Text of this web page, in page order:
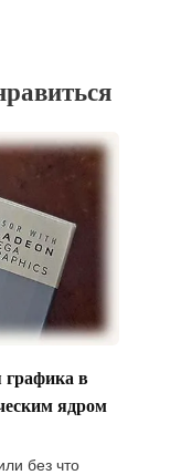
графика в
ядром
без что